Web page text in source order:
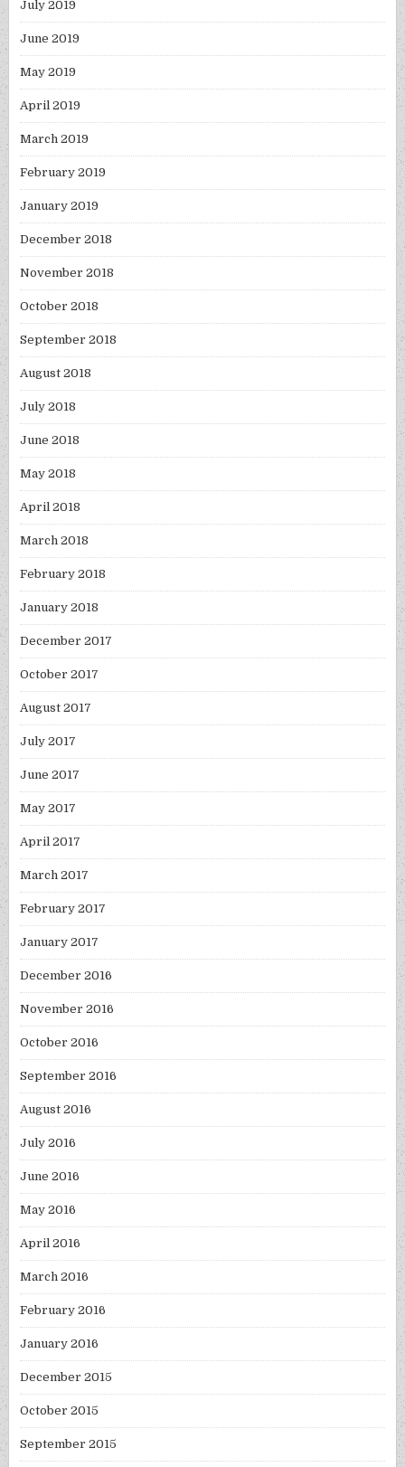
July 2019
June 2019
May 2019
April 2019
March 2019
February 2019
January 2019
December 2018
November 2018
October 2018
September 2018
August 2018
July 2018
June 2018
May 2018
April 2018
March 2018
February 2018
January 2018
December 2017
October 2017
August 2017
July 2017
June 2017
May 2017
April 2017
March 2017
February 2017
January 2017
December 2016
November 2016
October 2016
September 2016
August 2016
July 2016
June 2016
May 2016
April 2016
March 2016
February 2016
January 2016
December 2015
October 2015
September 2015